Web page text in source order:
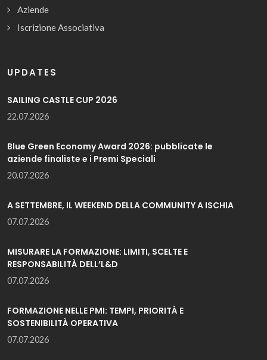
Aziende
Iscrizione Associativa
UPDATES
SAILING CASTLE CUP 2026
22.07.2026
Blue Green Economy Award 2026: pubblicate le
aziende finaliste e i Premi Speciali
20.07.2026
A SETTEMBRE, IL WEEKEND DELLA COMMUNITY A ISCHIA
07.07.2026
MISURARE LA FORMAZIONE: LIMITI, SCELTE E
RESPONSABILITÀ DELL’L&D
07.07.2026
FORMAZIONE NELLE PMI: TEMPI, PRIORITÀ E
SOSTENIBILITÀ OPERATIVA
07.07.2026